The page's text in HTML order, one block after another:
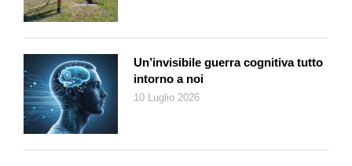
Un’invisibile guerra cognitiva tutto
intorno a noi
10 Luglio 2026